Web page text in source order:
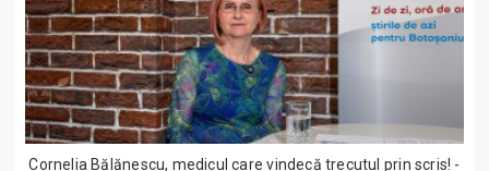
Cornelia Bălănescu, medicul care vindecă trecutul prin scris! -